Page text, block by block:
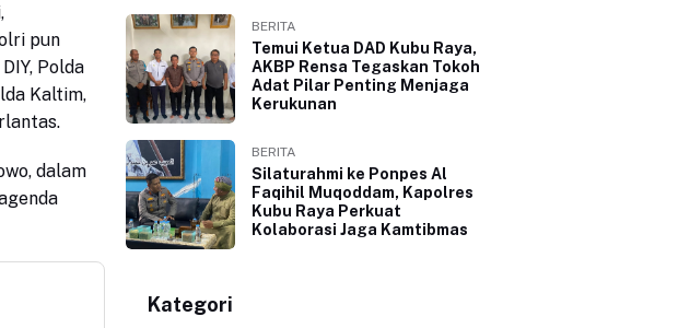
pun
Polda
Kaltim,
dalam
BERITA
Temui Ketua DAD Kubu Raya,
AKBP Rensa Tegaskan Tokoh
Adat Pilar Penting Menjaga
Kerukunan
BERITA
Silaturahmi ke Ponpes Al
Faqihil Muqoddam, Kapolres
Kubu Raya Perkuat
Kolaborasi Jaga Kamtibmas
Kategori